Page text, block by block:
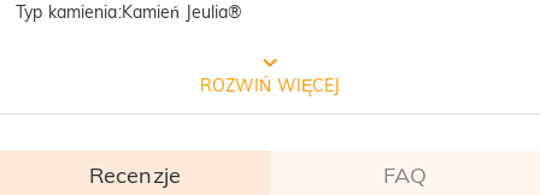
Typ kamienia:Kamień Jeulia®
Proces tworzenia biżuterii
ROZWIŃ WIĘCEJ
Recenzje FAQ